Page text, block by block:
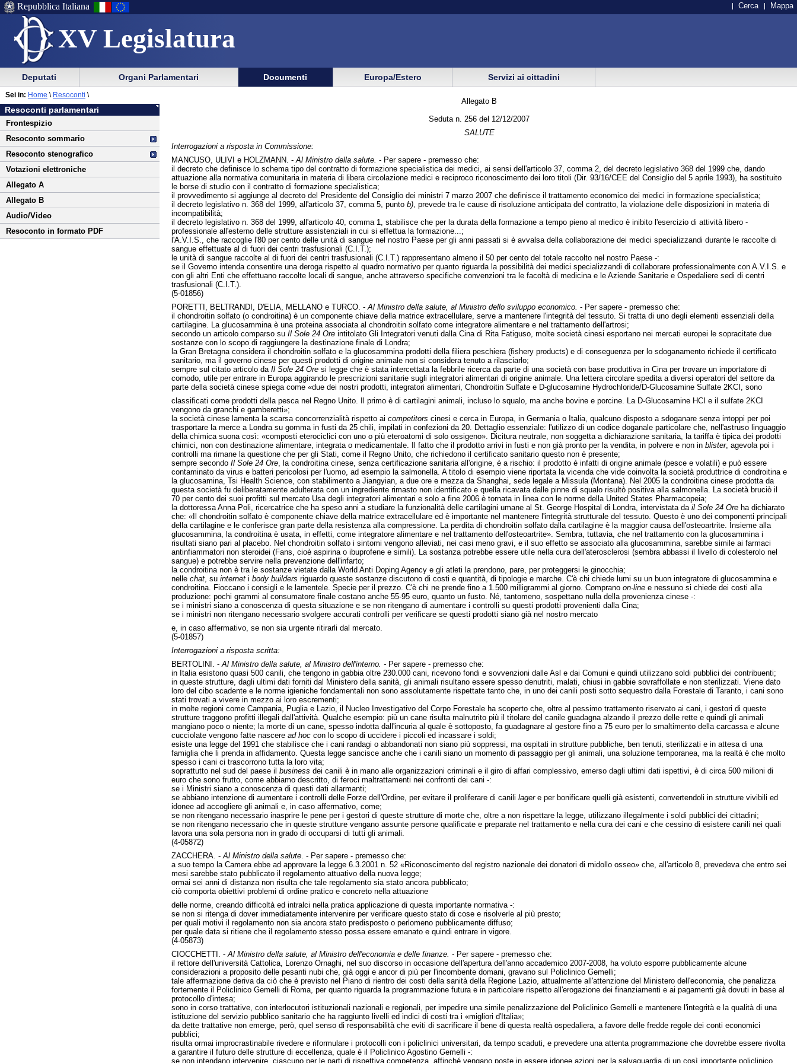
XV Legislatura
Menu
di
ausilio
alla
navigazione
Menu
di
navigazione
principale
Repubblica Italiana Cerca Mappa
Menu
di
navigazione
principale
menu
di
sezione
Deputati Organi Parlamentari Documenti Europa/Estero Servizi ai cittadini
Vai
al
contenuto
Resoconti parlamentari
Frontespizio
Resoconto sommario
Resoconto stenografico
Votazioni elettroniche
Allegato A
Allegato B
Audio/Video
Resoconto in formato PDF
Sei in: Home \ Resoconti \
Allegato B
Seduta n. 256 del 12/12/2007
SALUTE
Interrogazioni a risposta in Commissione:
MANCUSO, ULIVI e HOLZMANN. - Al Ministro della salute. - Per sapere - premesso che:
il decreto che definisce lo schema tipo del contratto di formazione specialistica dei medici, ai sensi dell'articolo 37, comma 2, del decreto legislativo 368 del 1999 che, dando
attuazione alla normativa comunitaria in materia di libera circolazione medici e reciproco riconoscimento dei loro titoli (Dir. 93/16/CEE del Consiglio del 5 aprile 1993), ha sostituito
le borse di studio con il contratto di formazione specialistica;
il provvedimento si aggiunge al decreto del Presidente del Consiglio dei ministri 7 marzo 2007 che definisce il trattamento economico dei medici in formazione specialistica;
il decreto legislativo n. 368 del 1999, all'articolo 37, comma 5, punto b), prevede tra le cause di risoluzione anticipata del contratto, la violazione delle disposizioni in materia di
incompatibilità;
il decreto legislativo n. 368 del 1999, all'articolo 40, comma 1, stabilisce che per la durata della formazione a tempo pieno al medico è inibito l'esercizio di attività libero -
professionale all'esterno delle strutture assistenziali in cui si effettua la formazione...;
l'A.V.I.S., che raccoglie l'80 per cento delle unità di sangue nel nostro Paese per gli anni passati si è avvalsa della collaborazione dei medici specializzandi durante le raccolte di
sangue effettuate al di fuori dei centri trasfusionali (C.I.T.);
le unità di sangue raccolte al di fuori dei centri trasfusionali (C.I.T.) rappresentano almeno il 50 per cento del totale raccolto nel nostro Paese -:
se il Governo intenda consentire una deroga rispetto al quadro normativo per quanto riguarda la possibilità dei medici specializzandi di collaborare professionalmente con A.V.I.S. e
con gli altri Enti che effettuano raccolte locali di sangue, anche attraverso specifiche convenzioni tra le facoltà di medicina e le Aziende Sanitarie e Ospedaliere sedi di centri
trasfusionali (C.I.T.).
(5-01856)
PORETTI, BELTRANDI, D'ELIA, MELLANO e TURCO. - Al Ministro della salute, al Ministro dello sviluppo economico. - Per sapere - premesso che:
il chondroitin solfato (o condroitina) è un componente chiave della matrice extracellulare, serve a mantenere l'integrità del tessuto. Si tratta di uno degli elementi essenziali della
cartilagine. La glucosammina è una proteina associata al chondroitin solfato come integratore alimentare e nel trattamento dell'artrosi;
secondo un articolo comparso su Il Sole 24 Oreintitolato Gli Integratori venuti dalla Cina di Rita Fatiguso, molte società cinesi esportano nei mercati europei le sopracitate due
sostanze con lo scopo di raggiungere la destinazione finale di Londra;
la Gran Bretagna considera il chondroitin solfato e la glucosammina prodotti della filiera peschiera (fishery products) e di conseguenza per lo sdoganamento richiede il certificato
sanitario, ma il governo cinese per questi prodotti di origine animale non si considera tenuto a rilasciarlo;
sempre sul citato articolo da Il Sole 24 Oresi legge che è stata intercettata la febbrile ricerca da parte di una società con base produttiva in Cina per trovare un importatore di
comodo, utile per entrare in Europa aggirando le prescrizioni sanitarie sugli integratori alimentari di origine animale. Una lettera circolare spedita a diversi operatori del settore da
parte della società cinese spiega come «due dei nostri prodotti, integratori alimentari, Chondroitin Sulfate e D-glucosamine Hydrochloride/D-Glucosamine Sulfate 2KCI, sono
classificati come prodotti della pesca nel Regno Unito. Il primo è di cartilagini animali, incluso lo squalo, ma anche bovine e porcine. La D-Glucosamine HCI e il sulfate 2KCI
vengono da granchi e gamberetti»;
la società cinese lamenta la scarsa concorrenzialità rispetto ai competitors cinesi e cerca in Europa, in Germania o Italia, qualcuno disposto a sdoganare senza intoppi per poi
trasportare la merce a Londra su gomma in fusti da 25 chili, impilati in confezioni da 20. Dettaglio essenziale: l'utilizzo di un codice doganale particolare che, nell'astruso linguaggio
della chimica suona così: «composti eterociclici con uno o più eteroatomi di solo ossigeno». Dicitura neutrale, non soggetta a dichiarazione sanitaria, la tariffa è tipica dei prodotti
chimici, non con destinazione alimentare, integrata o medicamentale. Il fatto che il prodotto arrivi in fusti e non già pronto per la vendita, in polvere e non in blister, agevola poi i
controlli ma rimane la questione che per gli Stati, come il Regno Unito, che richiedono il certificato sanitario questo non è presente;
sempre secondo Il Sole 24 Ore, la condroitina cinese, senza certificazione sanitaria all'origine, è a rischio: il prodotto è infatti di origine animale (pesce e volatili) e può essere
contaminato da virus e batteri pericolosi per l'uomo, ad esempio la salmonella. A titolo di esempio viene riportata la vicenda che vide coinvolta la società produttrice di condroitina e
la glucosamina, Tsi Health Science, con stabilimento a Jiangyian, a due ore e mezza da Shanghai, sede legale a Missula (Montana). Nel 2005 la condroitina cinese prodotta da
questa società fu deliberatamente adulterata con un ingrediente rimasto non identificato e quella ricavata dalle pinne di squalo risultò positiva alla salmonella. La società bruciò il
70 per cento dei suoi profitti sul mercato Usa degli integratori alimentari e solo a fine 2006 è tornata in linea con le norme della United States Pharmacopeia;
la dottoressa Anna Poli, ricercatrice che ha speso anni a studiare la funzionalità delle cartilagini umane al St. George Hospital di Londra, intervistata da il Sole 24 Oreha dichiarato
che: «Il chondroitin solfato è componente chiave della matrice extracellulare ed è importante nel mantenere l'integrità strutturale del tessuto. Questo è uno dei componenti principali
della cartilagine e le conferisce gran parte della resistenza alla compressione. La perdita di chondroitin solfato dalla cartilagine è la maggior causa dell'osteoartrite. Insieme alla
glucosammina, la condroitina è usata, in effetti, come integratore alimentare e nel trattamento dell'osteoartrite». Sembra, tuttavia, che nel trattamento con la glucosammina i
risultati siano pari al placebo. Nel chondroitin solfato i sintomi vengono alleviati, nei casi meno gravi, e il suo effetto se associato alla glucosammina, sarebbe simile ai farmaci
antinfiammatori non steroidei (Fans, cioè aspirina o ibuprofene e simili). La sostanza potrebbe essere utile nella cura dell'aterosclerosi (sembra abbassi il livello di colesterolo nel
sangue) e potrebbe servire nella prevenzione dell'infarto;
la condroitina non è tra le sostanze vietate dalla World Anti Doping Agency e gli atleti la prendono, pare, per proteggersi le ginocchia;
nelle chat, su interneti body builders riguardo queste sostanze discutono di costi e quantità, di tipologie e marche. C'è chi chiede lumi su un buon integratore di glucosammina e
condroitina. Fioccano i consigli e le lamentele. Specie per il prezzo. C'è chi ne prende fino a 1.500 milligrammi al giorno. Comprano on-linee nessuno si chiede dei costi alla
produzione: pochi grammi al consumatore finale costano anche 55-95 euro, quanto un fusto. Né, tantomeno, sospettano nulla della provenienza cinese -:
se i ministri siano a conoscenza di questa situazione e se non ritengano di aumentare i controlli su questi prodotti provenienti dalla Cina;
se i ministri non ritengano necessario svolgere accurati controlli per verificare se questi prodotti siano già nel nostro mercato
e, in caso affermativo, se non sia urgente ritirarli dal mercato.
(5-01857)
Interrogazioni a risposta scritta:
BERTOLINI. - Al Ministro della salute, al Ministro dell'interno. -Per sapere - premesso che:
in Italia esistono quasi 500 canili, che tengono in gabbia oltre 230.000 cani, ricevono fondi e sovvenzioni dalle Asl e dai Comuni e quindi utilizzano soldi pubblici dei contribuenti;
in queste strutture, dagli ultimi dati forniti dal Ministero della sanità, gli animali risultano essere spesso denutriti, malati, chiusi in gabbie sovraffollate e non sterilizzati. Viene dato
loro del cibo scadente e le norme igieniche fondamentali non sono assolutamente rispettate tanto che, in uno dei canili posti sotto sequestro dalla Forestale di Taranto, i cani sono
stati trovati a vivere in mezzo ai loro escrementi;
in molte regioni come Campania, Puglia e Lazio, il Nucleo Investigativo del Corpo Forestale ha scoperto che, oltre al pessimo trattamento riservato ai cani, i gestori di queste
strutture traggono profitti illegali dall'attività. Qualche esempio: più un cane risulta malnutrito più il titolare del canile guadagna alzando il prezzo delle rette e quindi gli animali
mangiano poco o niente; la morte di un cane, spesso indotta dall'incuria al quale è sottoposto, fa guadagnare al gestore fino a 75 euro per lo smaltimento della carcassa e alcune
cucciolate vengono fatte nascere ad hoccon lo scopo di uccidere i piccoli ed incassare i soldi;
esiste una legge del 1991 che stabilisce che i cani randagi o abbandonati non siano più soppressi, ma ospitati in strutture pubbliche, ben tenuti, sterilizzati e in attesa di una
famiglia che li prenda in affidamento. Questa legge sancisce anche che i canili siano un momento di passaggio per gli animali, una soluzione temporanea, ma la realtà è che molto
spesso i cani ci trascorrono tutta la loro vita;
soprattutto nel sud del paese il business dei canili è in mano alle organizzazioni criminali e il giro di affari complessivo, emerso dagli ultimi dati ispettivi, è di circa 500 milioni di
euro che sono frutto, come abbiamo descritto, di feroci maltrattamenti nei confronti dei cani -:
se i Ministri siano a conoscenza di questi dati allarmanti;
se abbiano intenzione di aumentare i controlli delle Forze dell'Ordine, per evitare il proliferare di canili lagere per bonificare quelli già esistenti, convertendoli in strutture vivibili ed
idonee ad accogliere gli animali e, in caso affermativo, come;
se non ritengano necessario inasprire le pene per i gestori di queste strutture di morte che, oltre a non rispettare la legge, utilizzano illegalmente i soldi pubblici dei cittadini;
se non ritengano necessario che in queste strutture vengano assunte persone qualificate e preparate nel trattamento e nella cura dei cani e che cessino di esistere canili nei quali
lavora una sola persona non in grado di occuparsi di tutti gli animali.
(4-05872)
ZACCHERA. - Al Ministro della salute. - Per sapere - premesso che:
a suo tempo la Camera ebbe ad approvare la legge 6.3.2001 n. 52 «Riconoscimento del registro nazionale dei donatori di midollo osseo» che, all'articolo 8, prevedeva che entro sei
mesi sarebbe stato pubblicato il regolamento attuativo della nuova legge;
ormai sei anni di distanza non risulta che tale regolamento sia stato ancora pubblicato;
ciò comporta obiettivi problemi di ordine pratico e concreto nella attuazione
delle norme, creando difficoltà ed intralci nella pratica applicazione di questa importante normativa -:
se non si ritenga di dover immediatamente intervenire per verificare questo stato di cose e risolverle al più presto;
per quali motivi il regolamento non sia ancora stato predisposto o perlomeno pubblicamente diffuso;
per quale data si ritiene che il regolamento stesso possa essere emanato e quindi entrare in vigore.
(4-05873)
CIOCCHETTI. - Al Ministro della salute, al Ministro dell'economia e delle finanze. -Per sapere - premesso che:
il rettore dell'università Cattolica, Lorenzo Ornaghi, nel suo discorso in occasione dell'apertura dell'anno accademico 2007-2008, ha voluto esporre pubblicamente alcune
considerazioni a proposito delle pesanti nubi che, già oggi e ancor di più per l'incombente domani, gravano sul Policlinico Gemelli;
tale affermazione deriva da ciò che è previsto nel Piano di rientro dei costi della sanità della Regione Lazio, attualmente all'attenzione del Ministero dell'economia, che penalizza
fortemente il Policlinico Gemelli di Roma, per quanto riguarda la programmazione futura e in particolare rispetto all'erogazione dei finanziamenti e ai pagamenti già dovuti in base al
protocollo d'intesa;
sono in corso trattative, con interlocutori istituzionali nazionali e regionali, per impedire una simile penalizzazione del Policlinico Gemelli e mantenere l'integrità e la qualità di una
istituzione del servizio pubblico sanitario che ha raggiunto livelli ed indici di costi tra i «migliori d'Italia»;
da dette trattative non emerge, però, quel senso di responsabilità che eviti di sacrificare il bene di questa realtà ospedaliera, a favore delle fredde regole dei conti economici
pubblici;
risulta ormai improcrastinabile rivedere e riformulare i protocolli con i policlinici universitari, da tempo scaduti, e prevedere una attenta programmazione che dovrebbe essere rivolta
a garantire il futuro delle strutture di eccellenza, quale è il Policlinico Agostino Gemelli -:
se non intendano intervenire, ciascuno per le parti di rispettiva competenza, affinché vengano poste in essere idonee azioni per la salvaguardia di un così importante policlinico